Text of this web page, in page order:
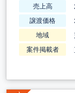
売上高
譲渡価格
地域
案件掲載者